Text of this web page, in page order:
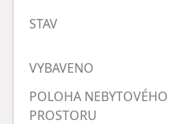
STAV
VYBAVENO
POLOHA NEBYTOVÉHO
PROSTORU